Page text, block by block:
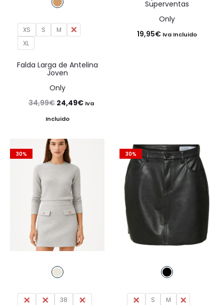
XS S M
L
XL
Falda Larga de Antelina
Joven
Only
34,99€ El
precio
era:
34,99€.
24,49€ElIva
Incluido
Superventas
Only
19,95€ Iva Incluido
30%
34 36 38
40
30%
XS S M
L